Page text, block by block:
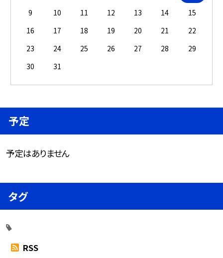
9
10 11 12 13 14
15
16
17 18 19 20 21
22
23
24 25 26 27 28
29
30
31
予定
予定はありません
タグ
RSS